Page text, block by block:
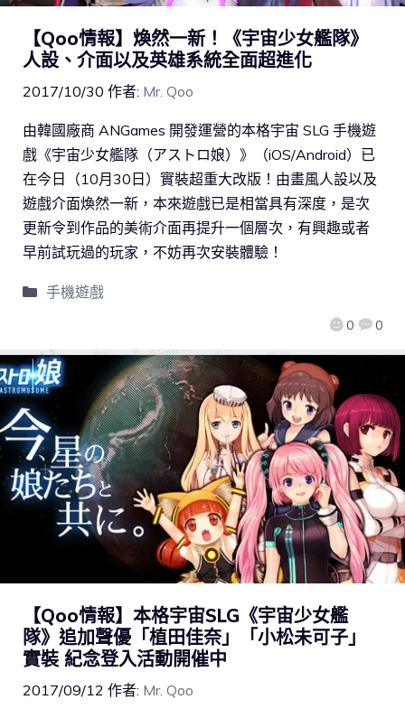
【Qoo情報】煥然一新！《宇宙少女艦隊》
人設、介面以及英雄系統全面超進化
2017/10/30 作者: Mr. Qoo
0 0
由韓國廠商 ANGames 開發運營的本格宇宙 SLG 手機遊
戲《宇宙少女艦隊（アストロ娘）》（iOS/Android）已
在今日（10月30日）實裝超重大改版！由畫風人設以及
遊戲介面煥然一新，本來遊戲已是相當具有深度，是次
更新令到作品的美術介面再提升一個層次，有興趣或者
早前試玩過的玩家，不妨再次安裝體驗！
手機遊戲
【Qoo情報】本格宇宙SLG《宇宙少女艦
隊》追加聲優「植田佳奈」「小松未可子」
實裝 紀念登入活動開催中
2017/09/12 作者: Mr. Qoo